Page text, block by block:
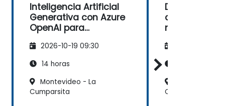
Inteligencia Artificial
Generativa con Azure
OpenAI para
2026-10-19 09:30
14 horas
Montevideo - La
Cumparsita
Desarrollo de
aplicaciones
nube con IA
Center III